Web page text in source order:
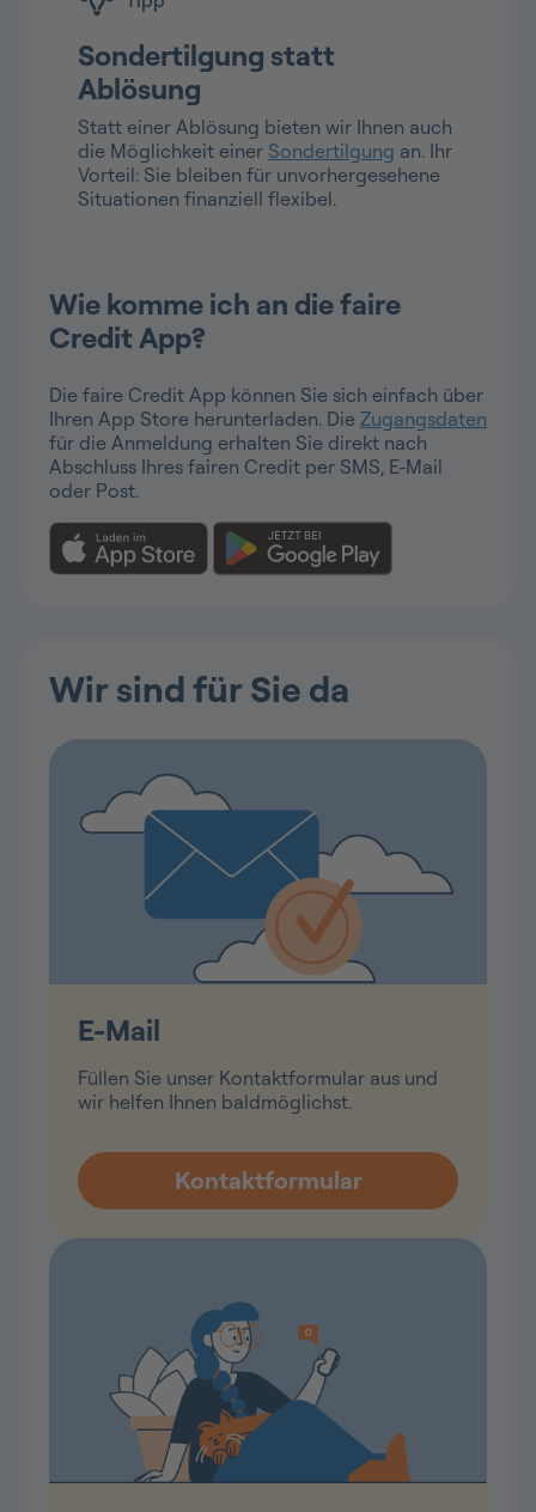
Sondertilgung statt
Ablösung
Statt einer Ablösung bieten wir Ihnen auch
die Möglichkeit einer Sondertilgung an. Ihr
Vorteil: Sie bleiben für unvorhergesehene
Situationen finanziell flexibel.
Wie komme ich an die faire
Credit App?
Die faire Credit App können Sie sich einfach über
Ihren App Store herunterladen. Die Zugangsdaten
für die Anmeldung erhalten Sie direkt nach
Abschluss Ihres fairen Credit per SMS, E-Mail
oder Post.
Wir sind für Sie da
E-Mail
Füllen Sie unser Kontaktformular aus und
wir helfen Ihnen baldmöglichst.